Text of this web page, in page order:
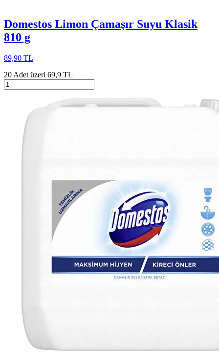
Domestos Limon Çamaşır Suyu Klasik
810 g
89,90 TL
20 Adet üzeri 69,9 TL